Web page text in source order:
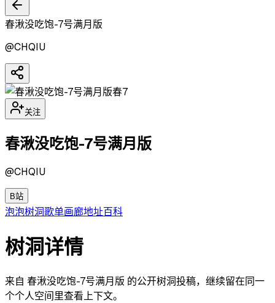
春湫没吃饱-7号满月版
@CHQIU
春7
关注
春湫没吃饱-7号满月版
@CHQIU
B站
泡泡树洞歌单画廊地址百科
树洞详情
来自 春湫没吃饱-7号满月版 的公开树洞投稿，继续留在同一
个个人空间里查看上下文。